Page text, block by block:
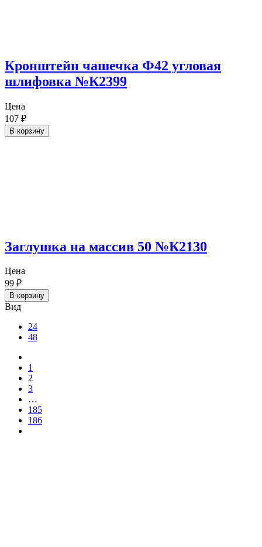
Кронштейн чашечка Ф42 угловая
шлифовка №К2399
Цена
107 ₽
В корзину
Заглушка на массив 50 №К2130
Цена
99 ₽
В корзину
Вид
24
48
1
2
3
…
185
186